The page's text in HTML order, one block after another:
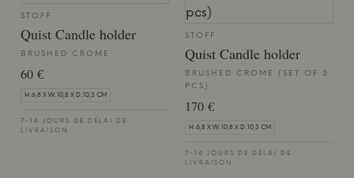
STOFF
Quist Candle holder
BRUSHED CROME
60 €
H:6,8 X W:10,8 X D:10,3 CM
7-14 JOURS DE DÉLAI DE
LIVRAISON
STOFF
Quist Candle holder
BRUSHED CROME (SET OF 3
PCS)
170 €
H:6,8 X W:10,8 X D:10,3 CM
7-14 JOURS DE DÉLAI DE
LIVRAISON